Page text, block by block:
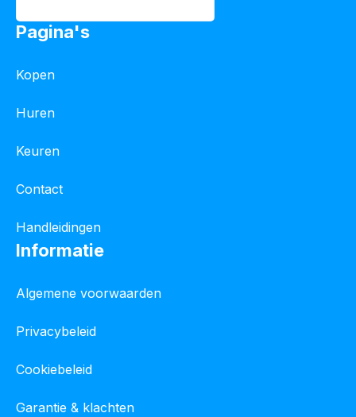
Pagina's
Kopen
Huren
Keuren
Contact
Handleidingen
Informatie
Algemene voorwaarden
Privacybeleid
Cookiebeleid
Garantie & klachten